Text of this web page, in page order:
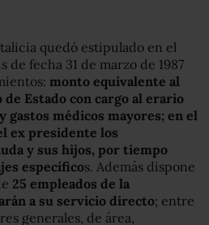
quedó estipulado en el
de fecha 31 de marzo de 1987
monto equivalente al
Estado con cargo al erario
gastos médicos mayores; en el
ex presidente los
y sus hijos, por tiempo
específicos. Además dispone
25 empleados de la
a su servicio directo; entre
generales, de área,